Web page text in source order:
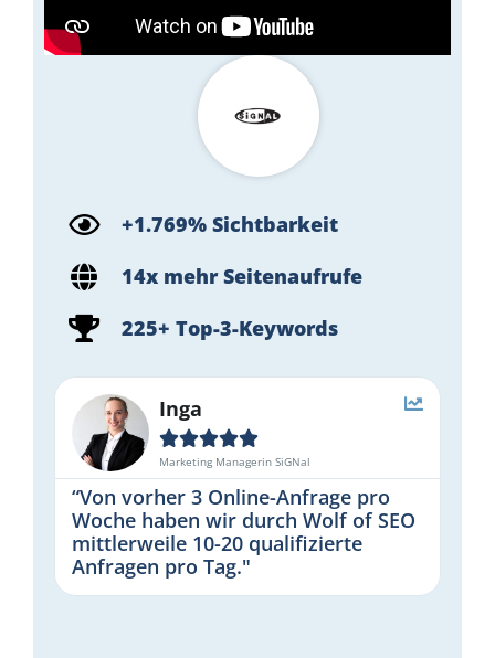
+1.769% Sichtbarkeit
14x mehr Seitenaufrufe
225+ Top-3-Keywords
Inga

Marketing Managerin SiGNal
“Von vorher 3 Online-Anfrage pro
Woche haben wir durch Wolf of SEO
mittlerweile 10-20 qualifizierte
Anfragen pro Tag."